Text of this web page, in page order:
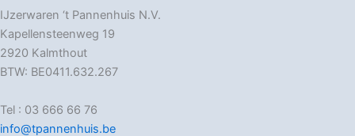
IJzerwaren ‘t Pannenhuis N.V.
Kapellensteenweg 19
2920 Kalmthout
BTW: BE0411.632.267
Tel : 03 666 66 76
info@tpannenhuis.be